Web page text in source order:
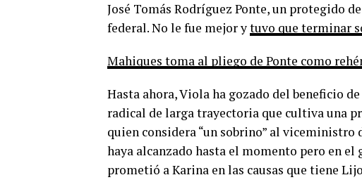
José Tomás Rodríguez Ponte, un protegido
federal. No le fue mejor ytuvo que terminar
Mahiques toma al pliego de Ponte como
Hasta ahora, Viola ha gozado del beneficio
radical de larga trayectoria que cultiva una
quien considera “un sobrino” al viceministro
haya alcanzado hasta el momento pero en
prometió a Karina en las causas que tiene